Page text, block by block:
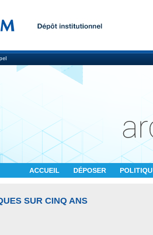
ACCUEIL DÉPOSER
SUR CINQ ANS